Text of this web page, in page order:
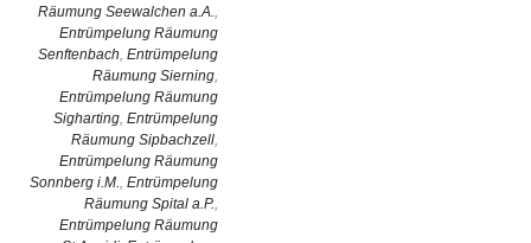
Räumung Seewalchen a.A.,
Entrümpelung Räumung
Senftenbach, Entrümpelung
Räumung Sierning,
Entrümpelung Räumung
Sigharting, Entrümpelung
Räumung Sipbachzell,
Entrümpelung Räumung
Sonnberg i.M., Entrümpelung
Räumung Spital a.P.,
Entrümpelung Räumung